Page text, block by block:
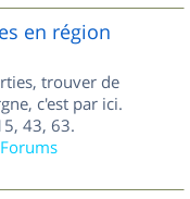
en région
trouver de
c'est par ici.
43, 63.